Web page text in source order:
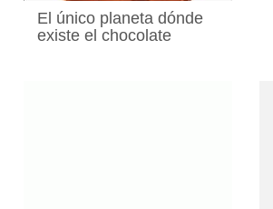
El único planeta dónde
existe el chocolate